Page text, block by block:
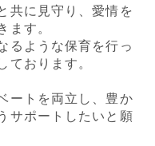
共に見守り、愛情を
ます。
るような保育を行っ
ております。
ートを両立し、豊か
サポートしたいと願